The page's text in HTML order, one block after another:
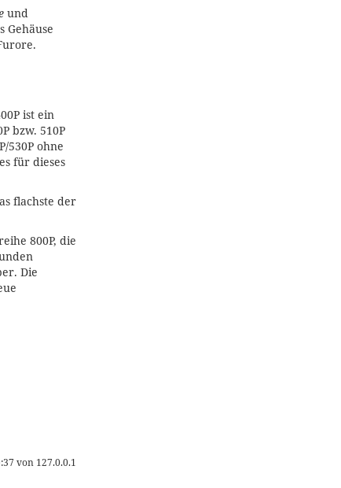
und
Gehäuse
ist ein
bzw. 510P
530P ohne
für dieses
flachste der
800P, die
Die
von 127.0.0.1